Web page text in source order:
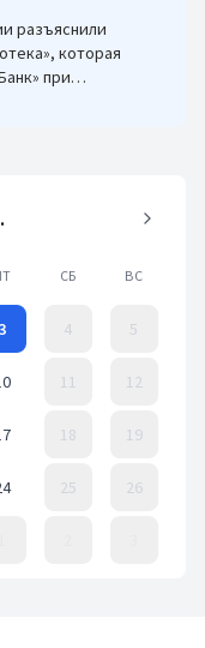
разъяснили
которая
при
СБ ВС
4 5
11 12
18 19
25 26